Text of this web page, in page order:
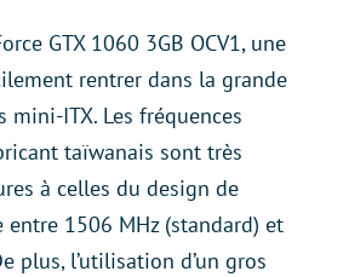
GTX 1060 3GB OCV1, une
rentrer dans la grande
ITX. Les fréquences
taïwanais sont très
à celles du design de
1506 MHz (standard) et
plus, l’utilisation d’un gros